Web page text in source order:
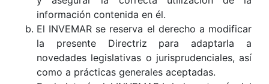
información contenida en él.
El INVEMAR se reserva el derecho a modificar
la presente Directriz para adaptarla a
novedades legislativas o jurisprudenciales, así
como a prácticas generales aceptadas.